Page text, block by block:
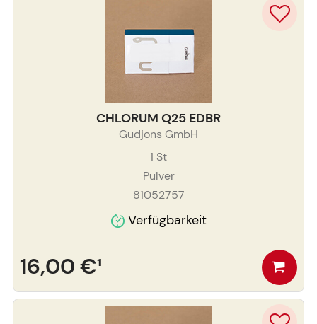
CHLORUM Q25 EDBR
Gudjons GmbH
1 St
Pulver
81052757
Verfügbarkeit
16,00 €¹